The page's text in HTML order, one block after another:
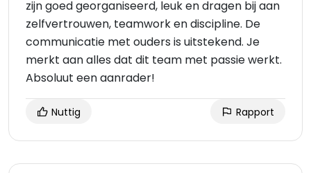
zijn goed georganiseerd, leuk en dragen bij aan
zelfvertrouwen, teamwork en discipline. De
communicatie met ouders is uitstekend. Je
merkt aan alles dat dit team met passie werkt.
Absoluut een aanrader!
Nuttig Rapport